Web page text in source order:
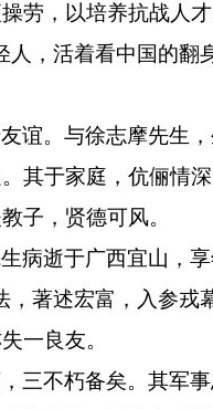
劳，以培养抗战人
人，活着看中国的翻
谊。与徐志摩先生
其于家庭，伉俪情
子，贤德可风。
病逝于广西宜山，
，著述宏富，入参戎
一良友。
三不朽备矣。其军